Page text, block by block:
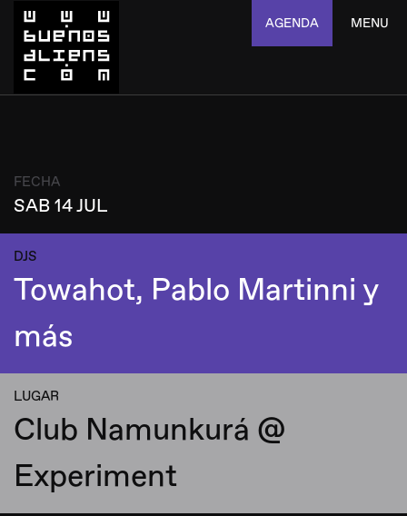
AGENDA MENU
FECHA
SAB 14 JUL
DJS
Towahot, Pablo Martinni y
más
LUGAR
Club Namunkurá @
Experiment